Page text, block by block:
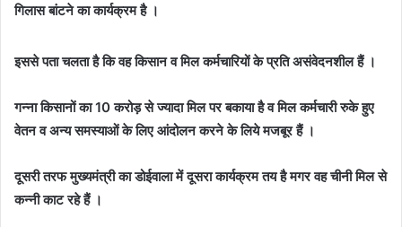
गिलास बांटने का कार्यक्रम है ।
इससे पता चलता है कि वह किसान व मिल कर्मचारियों के प्रति असंवेदनशील हैं ।
गन्ना किसानों का 10 करोड़ से ज्यादा मिल पर बकाया है व मिल कर्मचारी रुके हुए
वेतन व अन्य समस्याओं के लिए आंदोलन करने के लिये मजबूर हैं ।
दूसरी तरफ मुख्यमंत्री का डोईवाला में दूसरा कार्यक्रम तय है मगर वह चीनी मिल से
कन्नी काट रहे हैं ।